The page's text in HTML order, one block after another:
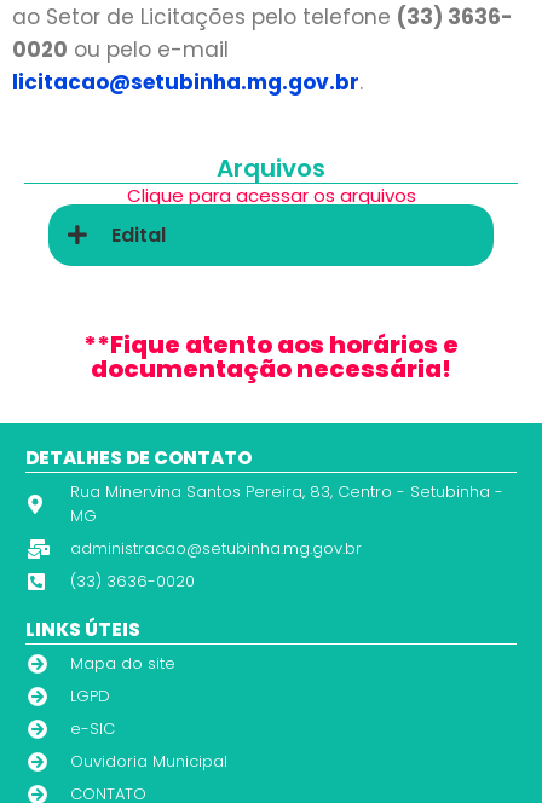
ao Setor de Licitações pelo telefone (33) 3636-
0020 ou pelo e-mail
licitacao@setubinha.mg.gov.br.
Arquivos
Clique para acessar os arquivos
Edital
**Fique atento aos horários e
documentação necessária!
DETALHES DE CONTATO
Rua Minervina Santos Pereira, 83, Centro - Setubinha -
MG
administracao@setubinha.mg.gov.br
(33) 3636-0020
LINKS ÚTEIS
Mapa do site
LGPD
e-SIC
Ouvidoria Municipal
CONTATO